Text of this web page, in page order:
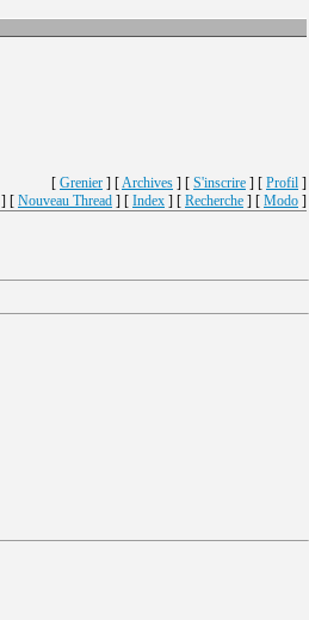
[ Grenier ] [Archives ] [ S'inscrire ] [ Profil ]
] [ Nouveau Thread ] [ Index ] [ Recherche ] [ Modo ]